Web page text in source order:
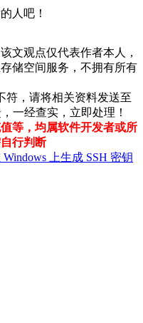
人吧！
文观点仅代表作者本人，
储空间服务，不拥有所有
符，请将相关资料发送至
一经查实，立即处理！
等，均属软件开发者或所
行判断
上生成 SSH 密钥